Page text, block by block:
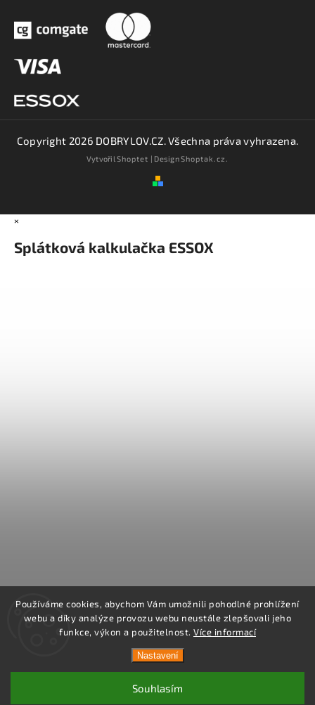
Používáme cookies, abychom Vám umožnili pohodlné prohlížení
webu a díky analýze provozu webu neustále zlepšovali jeho
funkce, výkon a použitelnost. Více informací
Nastavení
Souhlasím
Copyright 2026 DOBRYLOV.CZ. Všechna práva vyhrazena.
VytvořilShoptet | DesignShoptak.cz.
×
Splátková kalkulačka ESSOX